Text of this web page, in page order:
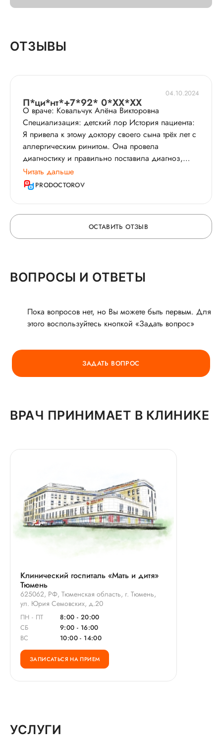
ОТЗЫВЫ
04.10.2024
П*ци*нт*+7*92* 0*XX*XX
О враче: Ковальчук Алёна Викторовна
Специализация: детский лор История пациента:
Я привела к этому доктору своего сына трёх лет с
аллергическим ринитом​. Она провела
диагностику и правильно поставила диагноз,
благодаря чему лечение было эффективно. Она
находит общий язык с ребенком. Это грамотный
специалист, все разъясняет, консультирует по
анализам​. Два года уже к ней обращаемся, и
доверие есть только к ней.
Читать дальше
PRODOCTOROV
ОСТАВИТЬ ОТЗЫВ
ГОРЯЧАЯ ЛИНИЯ КАЧЕСТВА
ВОПРОСЫ И ОТВЕТЫ
Пока вопросов нет, но Вы можете быть первым. Для
этого воспользуйтесь кнопкой «Задать вопрос»
ЗАДАТЬ ВОПРОС
ВРАЧ ПРИНИМАЕТ В КЛИНИКЕ
Клинический госпиталь «Мать и дитя»
Тюмень
625062, РФ, Тюменская область, г. Тюмень,
ул. Юрия Семовских, д.20
ПН - ПТ
8:00 - 20:00
СБ
9:00 - 16:00
ВС
10:00 - 14:00
ЗАПИСАТЬСЯ НА ПРИЕМ
УСЛУГИ